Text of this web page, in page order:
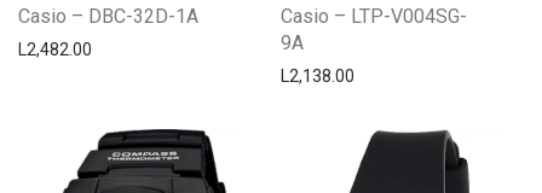
Casio – DBC-32D-1A
L2,482.00
Casio – LTP-V004SG-
9A
L2,138.00